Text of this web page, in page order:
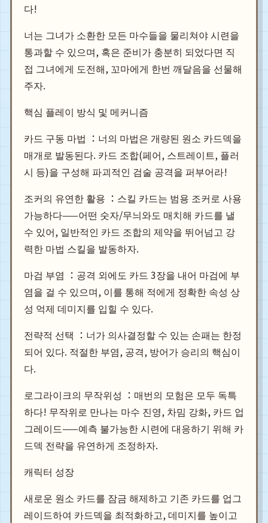
다!
너는 그녀가 소환한 모든 마수들을 물리쳐야 시련을
통과할 수 있으며, 혹은 준비가 충분히 되었다면 직
접 그녀에게 도전해, 꼬마에게 한번 깨달음을 선물해
주자.
핵심 플레이 방식 및 메커니즘
카드 구동 마법 ：너의 마법은 개량된 원소 카드덱을
매개로 발동된다. 카드 조합(페어, 스트레이트, 플러
시 등)을 구성해 파괴적인 검술 공격을 퍼부어라!
조커의 유연한 활용 ：스킬 카드는 범용 조커로 사용
가능하다——어떤 숫자/무늬와도 매치해 카드를 낼
수 있어, 일반적인 카드 조합의 제약을 뛰어넘고 강
력한 마법 스킬을 발동하자.
마검 부염 ：공격 외에도 카드 3장을 내어 마검에 부
염을 걸 수 있으며, 이를 통해 적에게 정확한 속성 상
성 억제 데미지를 입힐 수 있다.
전략적 선택 ：너가 의사결정할 수 있는 손패는 한정
되어 있다. 적절한 부염, 공격, 방어가 승리의 핵심이
다.
로그라이크의 무작위성 ：매번의 모험은 모두 독특
하다! 무작위로 만나는 마수 진영, 차밈 강화, 카드 업
그레이드——예측 불가능한 시련에 대응하기 위해 카
드덱 전략을 유연하게 조정하자.
캐릭터 성장
새로운 원소 카드를 잠금 해제하고 기존 카드를 업그
레이드하여 카드덱을 최적화하고, 데미지를 높이고